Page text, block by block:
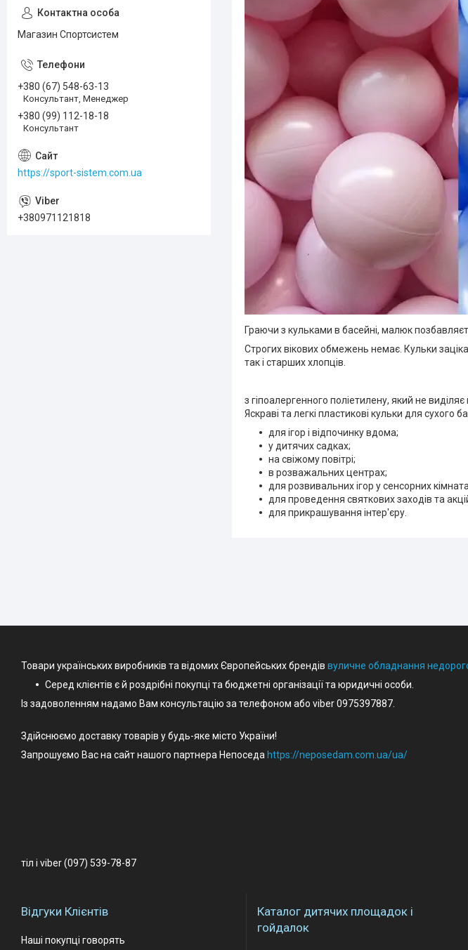
Граючи з кульками в басейні, малюк
Строгих вікових обмежень немає. Кульки
так і старших хлопців.
з гіпоалергенного поліетилену, який не
Яскраві та легкі пластикові кульки для
для ігор і відпочинку вдома;
у дитячих садках;
на свіжому повітрі;
в розважальних центрах;
для розвивальних ігор у сенсорних
для проведення святкових заходів та
для прикрашування інтер'єру.
Магазин Спортсистем
+380 (67) 548-63-13
Консультант, Менеджер
+380 (99) 112-18-18
Консультант
https://sport-sistem.com.ua
+380971121818
Товари українських виробників та відомих Європейських брендів вуличне обладнання
Серед клієнтів є й роздрібні покупці та бюджетні організації та юридичні особи.
Із задоволенням надамо Вам консультацію за телефоном або viber 0975397887.
Здійснюємо доставку товарів у будь-яке місто України!
Запрошуємо Вас на сайт нашого партнера Непоседа https://neposedam.com.ua/ua/
тіл і viber (097) 539-78-87
Відгуки Клієнтів
Наші покупці говорять
Каталог дитячих площадок і
гойдалок